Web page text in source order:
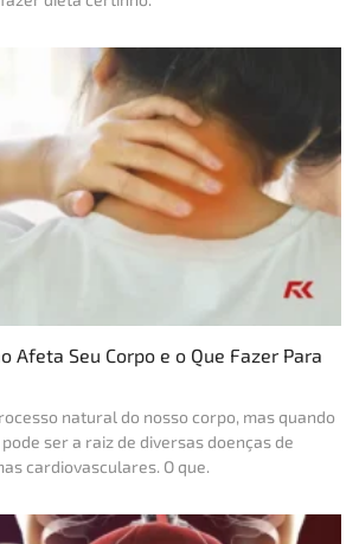
Afeta Seu Corpo e o Que Fazer Para
natural do nosso corpo, mas quando
ser a raiz de diversas doenças de
cardiovasculares. O que.